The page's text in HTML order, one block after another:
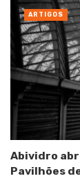
Abividro
Pavilhões
ARTIGOS